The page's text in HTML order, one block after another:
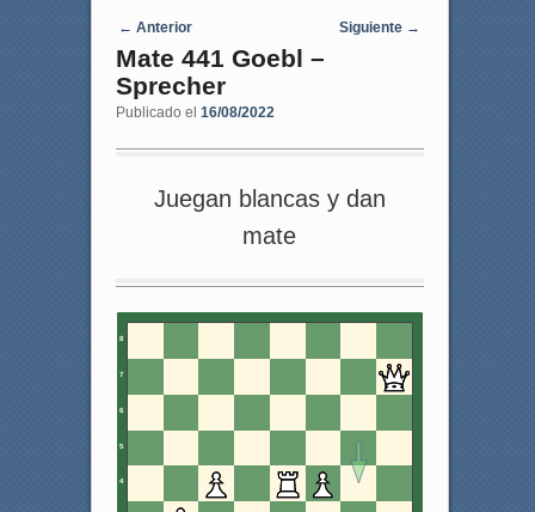
Navegaci�n de entradas
← Anterior Siguiente →
Mate 441 Goebl –
Sprecher
Publicado el 16/08/2022
Juegan blancas y dan
mate
8
7
6
5
4